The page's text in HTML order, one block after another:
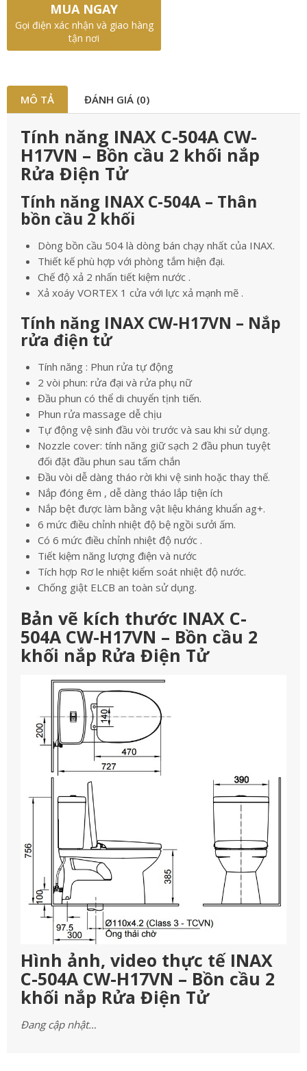
MUA NGAY
Gọi điện xác nhận và giao hàng
tận nơi
MÔ TẢ ĐÁNH GIÁ (0)
Tính năng INAX C-504A CW-
H17VN – Bồn cầu 2 khối nắp
Rửa Điện Tử
Tính năng INAX C-504A – Thân
bồn cầu 2 khối
Dòng bồn cầu 504 là dòng bán chạy nhất của INAX.
Thiết kế phù hợp với phòng tắm hiện đại.
Chế độ xả 2 nhấn tiết kiệm nước .
Xả xoáy VORTEX 1 cửa với lực xả mạnh mẽ .
Tính năng INAX CW-H17VN – Nắp
rửa điện tử
Tính năng : Phun rửa tự động
2 vòi phun: rửa đại và rửa phụ nữ
Đầu phun có thể di chuyển tịnh tiến.
Phun rửa massage dễ chịu
Tự động vệ sinh đầu vòi trước và sau khi sử dụng.
Nozzle cover: tính năng giữ sạch 2 đầu phun tuyệt
đối đặt đầu phun sau tấm chắn
Đầu vòi dễ dàng tháo rời khi vệ sinh hoặc thay thế.
Nắp đóng êm , dễ dàng tháo lắp tiện ích
Nắp bệt được làm bằng vật liệu kháng khuẩn ag+.
6 mức điều chỉnh nhiệt độ bệ ngồi sưởi ấm.
Có 6 mức điều chỉnh nhiệt độ nước .
Tiết kiệm năng lượng điện và nước
Tích hợp Rơ le nhiệt kiểm soát nhiệt độ nước.
Chống giật ELCB an toàn sử dụng.
Bản vẽ kích thước INAX C-
504A CW-H17VN – Bồn cầu 2
khối nắp Rửa Điện Tử
Hình ảnh, video thực tế INAX
C-504A CW-H17VN – Bồn cầu 2
khối nắp Rửa Điện Tử
Đang cập nhật…